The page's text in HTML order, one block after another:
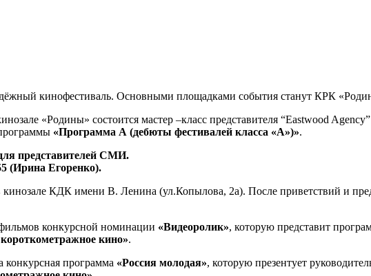
кинофестиваль. Основными площадками события станут КРК
«Родины» состоится мастер –класс представителя “Eastwood Agency”
«Программа А (дебюты фестивалей класса «А»)».
представителей СМИ.
(Ирина Егоренко).
кинозале КДК имени В. Ленина (ул.Копылова, 2а). После приветствий и
конкурсной номинации «Видеоролик», которую представит
кино».
конкурсная программа «Россия молодая», которую презентует